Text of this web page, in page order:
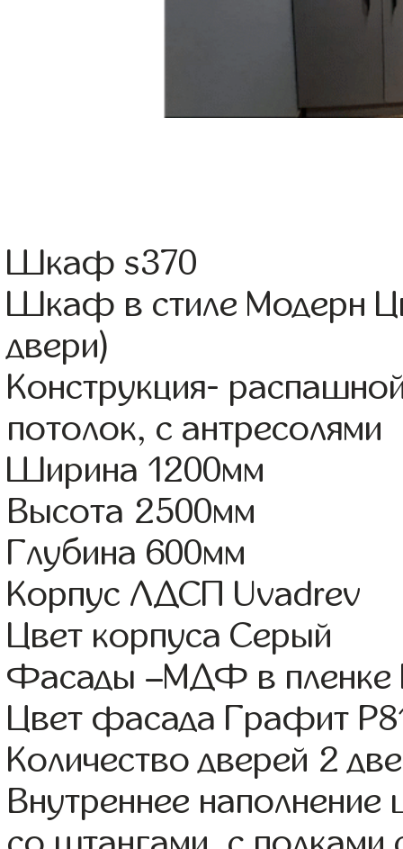
Шкаф s370
Шкаф в стиле Модерн
двери)
Конструкция-
потолок, с антресолями
Ширина 1200мм
Высота 2500мм
Глубина 600мм
Корпус ЛДСП Uvadrev
Цвет корпуса Серый
Фасады –МДФ в пленке
Цвет фасада Графит
Количество дверей 2
Внутреннее